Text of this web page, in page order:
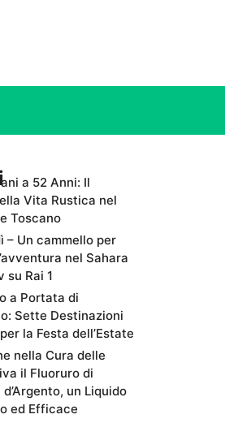
a 52 Anni: Il
Vita Rustica nel
Toscano
– Un cammello per
nel Sahara
su Rai 1
a Portata di
Sette Destinazioni
la Festa dell’Estate
nella Cura delle
il Fluoruro di
un Liquido
ed Efficace